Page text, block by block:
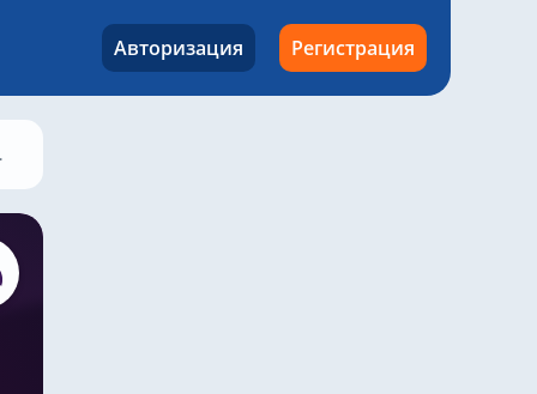
Авторизация Регистрация